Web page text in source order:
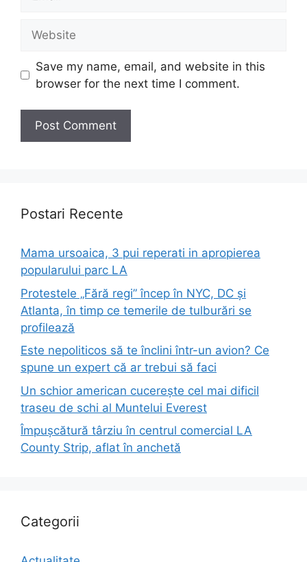
Save my name, email, and website in this
browser for the next time I comment.
Postari Recente
Mama ursoaica, 3 pui reperati in apropierea
popularului parc LA
Protestele „Fără regi” încep în NYC, DC și
Atlanta, în timp ce temerile de tulburări se
profilează
Este nepoliticos să te înclini într-un avion? Ce
spune un expert că ar trebui să faci
Un schior american cucerește cel mai dificil
traseu de schi al Muntelui Everest
Împușcătură târziu în centrul comercial LA
County Strip, aflat în anchetă
Categorii